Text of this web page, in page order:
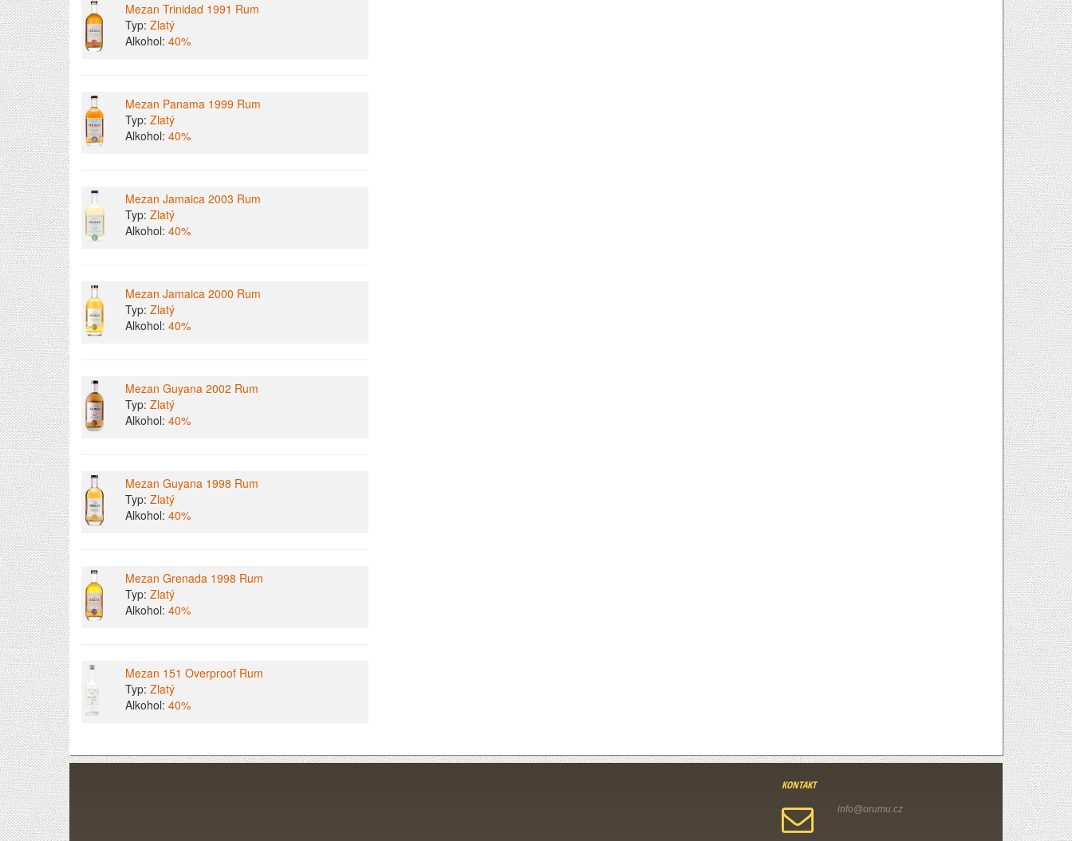
Mezan Trinidad 1991 Rum
Typ: Zlatý
Alkohol: 40%
Mezan Panama 1999 Rum
Typ: Zlatý
Alkohol: 40%
Mezan Jamaica 2003 Rum
Typ: Zlatý
Alkohol: 40%
Mezan Jamaica 2000 Rum
Typ: Zlatý
Alkohol: 40%
Mezan Guyana 2002 Rum
Typ: Zlatý
Alkohol: 40%
Mezan Guyana 1998 Rum
Typ: Zlatý
Alkohol: 40%
Mezan Grenada 1998 Rum
Typ: Zlatý
Alkohol: 40%
Mezan 151 Overproof Rum
Typ: Zlatý
Alkohol: 40%
KONTAKT